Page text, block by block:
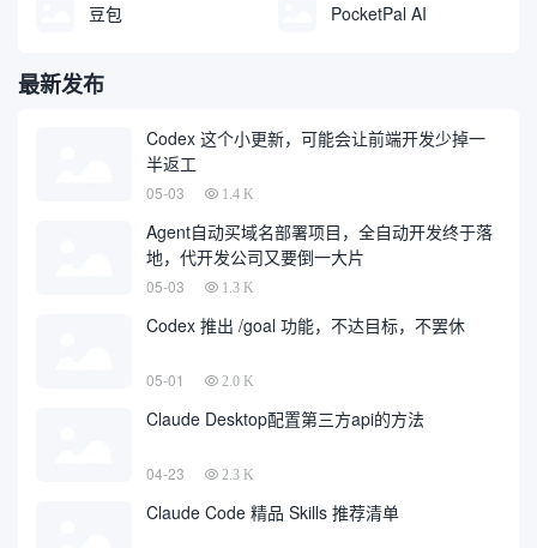
豆包 PocketPal AI
最新发布
Codex 这个小更新，可能会让前端开发少掉一
半返工
05-03 1.4 K
Agent自动买域名部署项目，全自动开发终于落
地，代开发公司又要倒一大片
05-03 1.3 K
Codex 推出 /goal 功能，不达目标，不罢休
05-01 2.0 K
Claude Desktop配置第三方api的方法
04-23 2.3 K
Claude Code 精品 Skills 推荐清单